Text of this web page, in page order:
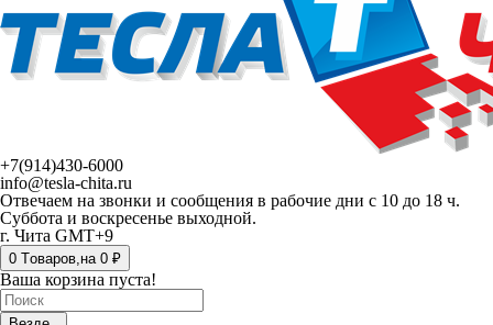
+7(914)430-6000
info@tesla-chita.ru
Отвечаем на звонки и сообщения в рабочие дни с 10 до 18 ч.
Суббота и воскресенье выходной.
г. Чита GMT+9
0 Tоваров,на 0 ₽
Ваша корзина пуста!